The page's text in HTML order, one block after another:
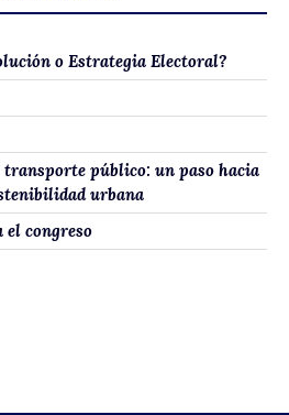
o Estrategia Electoral?
público: un paso hacia
urbana
congreso